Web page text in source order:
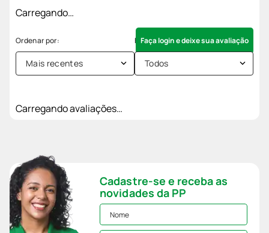
Carregando…
Faça login e deixe sua avaliação
Mais recentes Todos
Carregando avaliações…
Cadastre-se e receba as
novidades da PP